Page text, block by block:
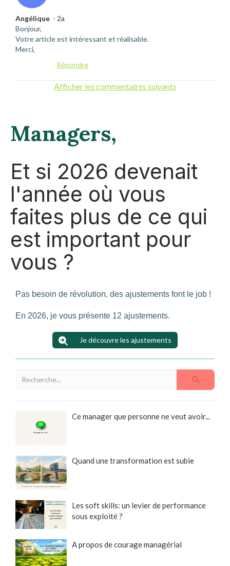
Angélique - 2a
Bonjour,
Votre article est intéressant et réalisable.
Merci,
Répondre
Afficher les commentaires suivants
Managers,
Et si 2026 devenait
l'année où vous
faites plus de ce qui
est important pour
vous ?
Pas besoin de révolution, des ajustements font le job !
En 2026, je vous présente 12 ajustements.
Je découvre les ajustements
Ce manager que personne ne veut avoir...
Quand une transformation est subie
Les soft skills: un levier de performance
sous exploité ?
A propos de courage managérial